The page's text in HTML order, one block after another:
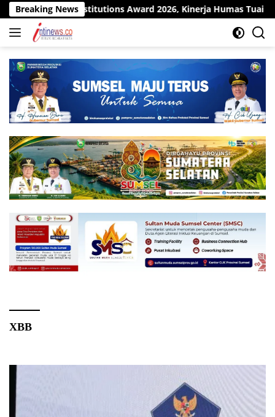
Langsung
ke
konten
Breaking News
Institutions Award 2026, Kinerja Humas Tuai Apresiasi
XBB